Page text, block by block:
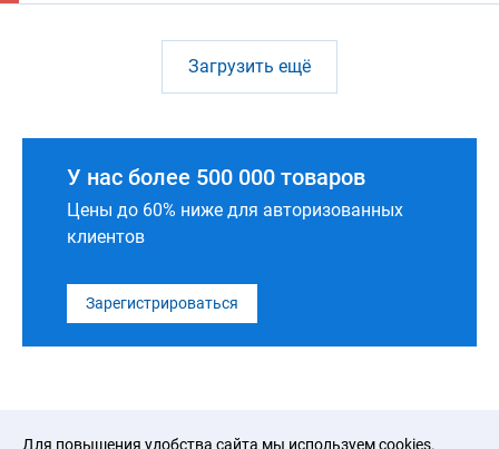
Для повышения удобства сайта мы используем cookies.
Загрузить ещё
У нас более 500 000 товаров
Цены до 60% ниже для авторизованных
клиентов
Зарегистрироваться